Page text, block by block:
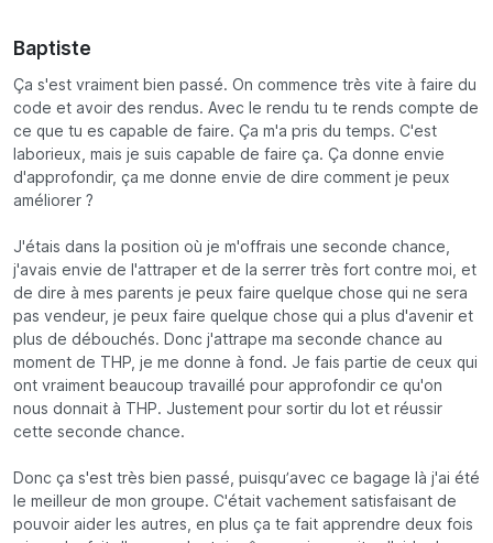
Baptiste
Ça s'est vraiment bien passé. On commence très vite à faire du
code et avoir des rendus. Avec le rendu tu te rends compte de
ce que tu es capable de faire. Ça m'a pris du temps. C'est
laborieux, mais je suis capable de faire ça. Ça donne envie
d'approfondir, ça me donne envie de dire comment je peux
améliorer ?
J'étais dans la position où je m'offrais une seconde chance,
j'avais envie de l'attraper et de la serrer très fort contre moi, et
de dire à mes parents je peux faire quelque chose qui ne sera
pas vendeur, je peux faire quelque chose qui a plus d'avenir et
plus de débouchés. Donc j'attrape ma seconde chance au
moment de THP, je me donne à fond. Je fais partie de ceux qui
ont vraiment beaucoup travaillé pour approfondir ce qu'on
nous donnait à THP. Justement pour sortir du lot et réussir
cette seconde chance.
Donc ça s'est très bien passé, puisqu’avec ce bagage là j'ai été
le meilleur de mon groupe. C'était vachement satisfaisant de
pouvoir aider les autres, en plus ça te fait apprendre deux fois